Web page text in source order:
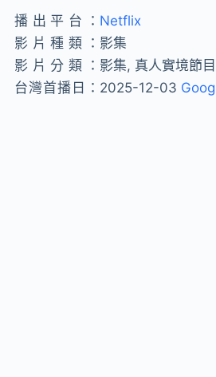
播出平台： Netflix
影片種類： 影集
影片分類： 影集, 真人實境節
台灣首播日： 2025-12-03